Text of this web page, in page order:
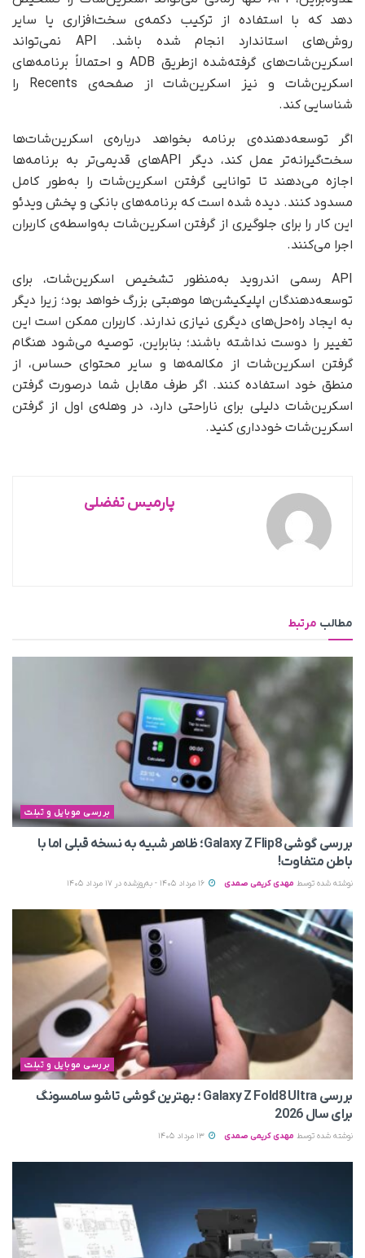
دهد که با استفاده از ترکیب دکمه‌ی سخت‌افزاری یا سایر
روش‌های استاندارد انجام شده باشد. API نمی‌تواند
اسکرین‌شات‌های گرفته‌شده ازطریق ADB و احتمالاً برنامه‌های
اسکرین‌شات و نیز اسکرین‌شات از صفحه‌ی Recents را
شناسایی کند.
اگر توسعه‌دهنده‌ی برنامه بخواهد درباره‌ی اسکرین‌شات‌ها
سخت‌گیرانه‌تر عمل کند، دیگر APIهای قدیمی‌تر به برنامه‌ها
اجازه می‌دهند تا توانایی گرفتن اسکرین‌شات را به‌طور کامل
مسدود کنند. دیده‌ شده است که برنامه‌های بانکی و پخش ویدئو
این کار را برای جلوگیری از گرفتن اسکرین‌شات به‌واسطه‌ی کاربران
اجرا می‌کنند.
API رسمی اندروید به‌منظور تشخیص اسکرین‌شات، برای
توسعه‌دهندگان اپلیکیشن‌ها موهبتی بزرگ خواهد بود؛ زیرا دیگر
به ایجاد راه‌حل‌های دیگری نیازی ندارند. کاربران ممکن است این
تغییر را دوست نداشته باشند؛ بنابراین، توصیه می‌شود هنگام
گرفتن اسکرین‌شات از مکالمه‌ها و سایر محتوای حساس، از
منطق خود استفاده کنند. اگر طرف مقابل شما درصورت گرفتن
اسکرین‌شات دلیلی برای ناراحتی دارد، در وهله‌ی اول از گرفتن
اسکرین‌شات خودداری کنید.
پارمیس تفضلی
مطالب مرتبط
بررسی موبایل و تبلت
بررسی گوشی Galaxy Z Flip8؛ ظاهر شبیه به نسخه قبلی اما با
باطن متفاوت!
نوشته شده توسط مهدی کریمی صمدی
بررسی موبایل و تبلت
بررسی Galaxy Z Fold8 Ultra ؛ بهترین گوشی تاشو سامسونگ
برای سال 2026
نوشته شده توسط مهدی کریمی صمدی